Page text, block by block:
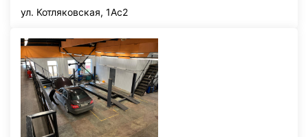
ул. Котляковская, 1Ас2